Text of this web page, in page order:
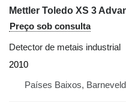
Mettler Toledo XS 3
Preço sob consulta
Detector de metais industrial
2010
Países Baixos, Barneveld